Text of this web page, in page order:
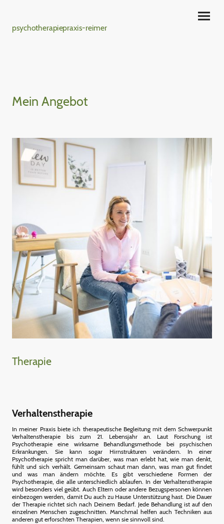
psychotherapiepraxis-reimer
Mein Angebot
Therapie
Verhaltenstherapie
In meiner Praxis biete ich therapeutische Begleitung mit dem Schwerpunkt
Verhaltenstherapie bis zum 21. Lebensjahr an. Laut Forschung ist
Psychotherapie eine wirksame Behandlungsmethode bei psychischen
Erkrankungen. Sie kann sogar Hirnstrukturen verändern. In einer
Psychotherapie spricht man darüber, was man erlebt hat, wie man denkt,
fühlt und sich verhält. Gemeinsam schaut man dann, was man gut findet
und was man ändern möchte. Es gibt verschiedene Formen der
Psychotherapie, die alle unterschiedlich ablaufen. In der Verhaltenstherapie
wird besonders viel geübt. Auch Eltern oder andere Bezugspersonen können
einbezogen werden, damit Du auch zu Hause Unterstützung hast. Die Dauer
der Therapie richtet sich nach Deinem Bedarf. Jede Behandlung ist auf den
einzelnen Menschen zugeschnitten. Manchmal helfen auch Techniken aus
anderen gut erforschten Therapien, wenn sie sinnvoll sind.